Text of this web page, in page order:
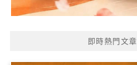
即時熱門文章